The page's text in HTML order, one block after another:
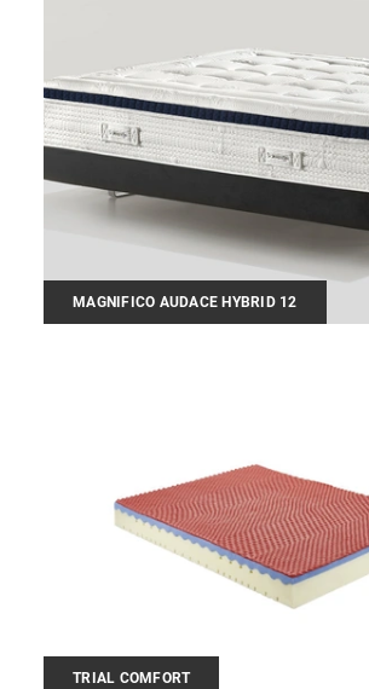
MAGNIFICO AUDACE HYBRID 12
TRIAL COMFORT